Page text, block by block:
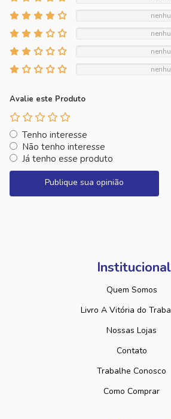
Avalie este Produto
Tenho interesse
Não tenho interesse
Já tenho esse produto
Publique sua opinião
Institucional
Quem Somos
Livro A Vitória do
Nossas Lojas
Contato
Trabalhe Conosco
Como Comprar